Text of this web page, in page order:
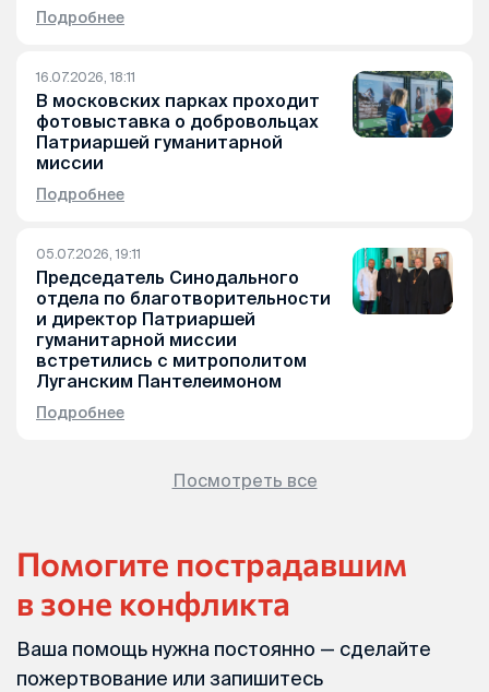
Подробнее
16.07.2026, 18:11
В московских парках проходит
фотовыставка о добровольцах
Патриаршей гуманитарной
миссии
Подробнее
05.07.2026, 19:11
Председатель Синодального
отдела по благотворительности
и директор Патриаршей
гуманитарной миссии
встретились с митрополитом
Луганским Пантелеимоном
Подробнее
Посмотреть все
Помогите пострадавшим
в зоне конфликта
Ваша помощь нужна постоянно — сделайте
пожертвование или запишитесь